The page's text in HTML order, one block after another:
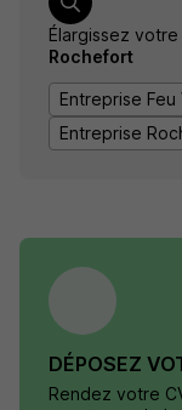
Élargissez
Rochefort
Entreprise Feu
Entreprise
DÉPOSEZ
Rendez votre